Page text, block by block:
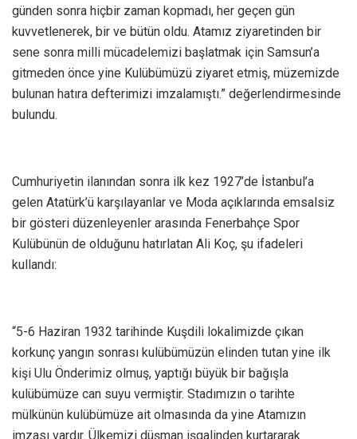
günden sonra hiçbir zaman kopmadı, her geçen gün
kuvvetlenerek, bir ve bütün oldu. Atamız ziyaretinden bir
sene sonra milli mücadelemizi başlatmak için Samsun’a
gitmeden önce yine Kulübümüzü ziyaret etmiş, müzemizde
bulunan hatıra defterimizi imzalamıştı.” değerlendirmesinde
bulundu.
Cumhuriyetin ilanından sonra ilk kez 1927’de İstanbul’a
gelen Atatürk’ü karşılayanlar ve Moda açıklarında emsalsiz
bir gösteri düzenleyenler arasında Fenerbahçe Spor
Kulübünün de olduğunu hatırlatan Ali Koç, şu ifadeleri
kullandı:
“5-6 Haziran 1932 tarihinde Kuşdili lokalimizde çıkan
korkunç yangın sonrası kulübümüzün elinden tutan yine ilk
kişi Ulu Önderimiz olmuş, yaptığı büyük bir bağışla
kulübümüze can suyu vermiştir. Stadımızın o tarihte
mülkünün kulübümüze ait olmasında da yine Atamızın
imzası vardır. Ülkemizi düşman işgalinden kurtararak